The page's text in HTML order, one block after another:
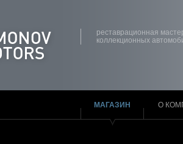
реставрационная
коллекционных
МАГАЗИН О